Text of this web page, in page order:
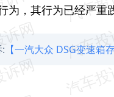
为，其行为已经严重
【一汽大众 DSG变速箱